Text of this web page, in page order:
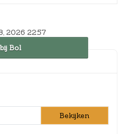
2026 22:57
Bol
Bekijken